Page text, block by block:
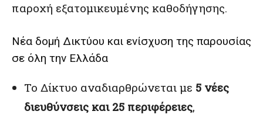
παροχή εξατομικευμένης καθοδήγησης.
Νέα δομή Δικτύου και ενίσχυση της παρουσίας
σε όλη την Ελλάδα
Το Δίκτυο αναδιαρθρώνεται με 5 νέες
διευθύνσεις και 25 περιφέρειες,